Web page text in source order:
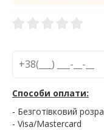
Способи оплати:
- Безготівковий
- Visa/Mastercard